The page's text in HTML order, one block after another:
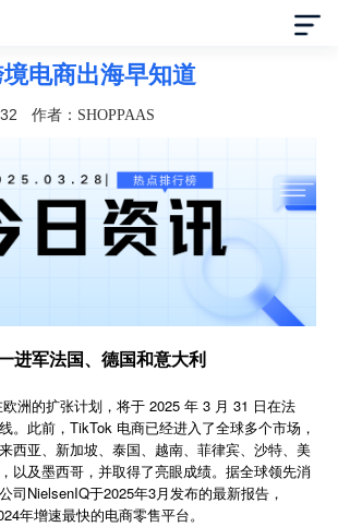
境电商出海早知道
作者：SHOPPAAS
进军法国、德国和意大利
洲的扩张计划，将于 2025 年 3 月 31 日在法
。此前，TikTok 电商已经进入了全球多个市场，
西亚、新加坡、泰国、越南、菲律宾、沙特、美
以及墨西哥，并取得了亮眼成绩。据全球领先消
司NielsenIQ于2025年3月发布的最新报告，
年增速最快的电商零售平台。